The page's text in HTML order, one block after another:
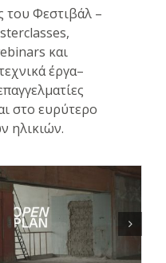
του Φεστιβάλ –
και
έργα–
στο ευρύτερο
ηλικιών.